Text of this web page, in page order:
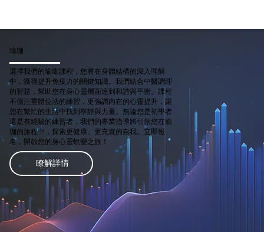
瞭解詳情
選擇我們的瑜珈課程，您將在身體結構的深入理解
中，獲得提升免疫力的關鍵知識。我們結合中醫調理
的智慧，幫助您在身心靈層面達到和諧與平衡。課程
不僅注重體位法的練習，更強調內在的心靈提升，讓
您在繁忙的生活中找到寧靜與力量。無論您是初學者
還是有經驗的練習者，我們的專業指導將引領您在瑜
珈的旅程中，探索更健康、更充實的自我。立即報
名，開啟您的身心靈蛻變之旅！
瑜珈